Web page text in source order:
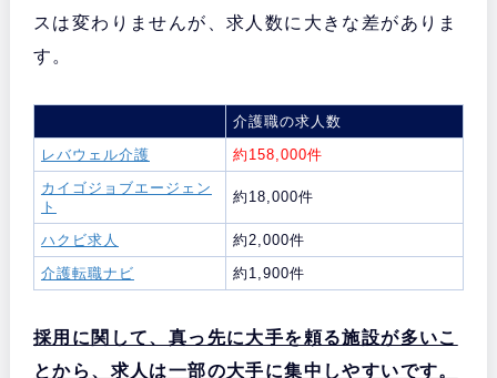
スは変わりませんが、求人数に大きな差がありま
す。
介護職の求人数
レバウェル介護
約158,000件
カイゴジョブエージェン
ト
約18,000件
ハクビ求人
約2,000件
介護転職ナビ
約1,900件
採用に関して、真っ先に大手を頼る施設が多いこ
とから、求人は一部の大手に集中しやすいです。